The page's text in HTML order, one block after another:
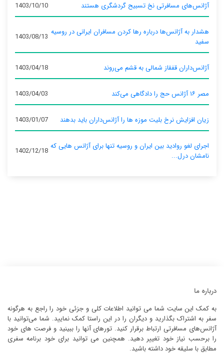
آژانس‌های مسافرتی نخ تسبیح گردشگری هستند 1403/10/10
هشدار به آژانس‌ها درباره رها کردن مسافران ایرانی در روسیه
سفید
1403/08/13
آژانس‌داران قفقاز شمالی به قشم می‌روند 1403/04/18
مصر ۱۶ آژانس حج را دادگاهی می‌کند 1403/04/03
زیان افزایش نرخ بلیت موزه ها را آژانس‌داران باید بدهند 1403/01/07
اجرای لغو روادید بین ایران و روسیه تنها برای آژانس‌ هایی که
نامشان درل...
1402/12/18
درباره ما
به کمک این سایت شما می توانید اطلاعات کلی و جزئی خود را راجع به هرگونه
سفر به اشتراک بگذارید و دیگران را در این راستا کمک نمایید. شما می‌توانید با
آژانس‌های مسافرتی ارتباط برقرار کنید. تورهای آنها را ببینید و فرصت های خود
را برحسب نیاز خود تغییر دهید. همچنین می توانید برای خود برنامه سفری
مطابق با سلیقه خود داشته باشید.